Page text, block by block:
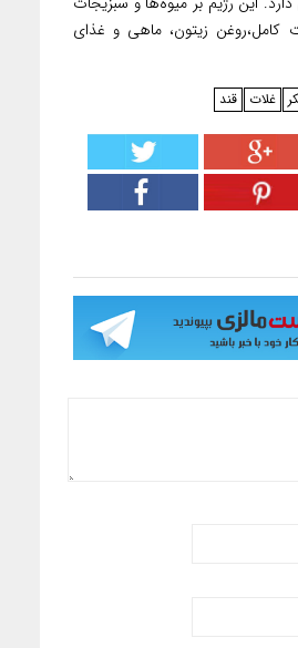
کامل،روغن زیتون، ماهی و غذای
غلات قند